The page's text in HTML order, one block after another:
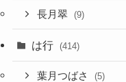
長月翠 (9)
は行 (414)
葉月つばさ (5)